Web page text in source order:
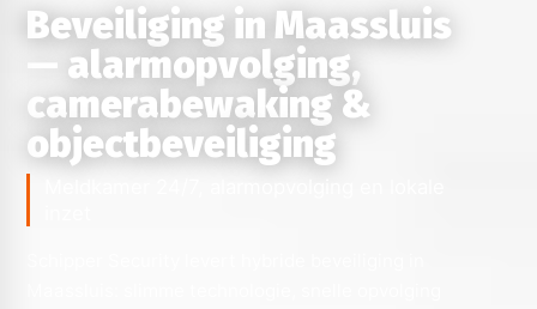
Beveiliging in Maassluis
— alarmopvolging,
camerabewaking &
objectbeveiliging